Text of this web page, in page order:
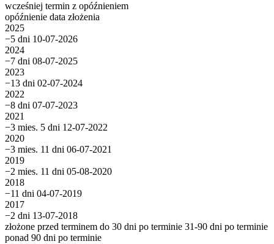
wcześniej termin z opóźnieniem
opóźnienie data złożenia
2025
−5 dni 10-07-2026
2024
−7 dni 08-07-2025
2023
−13 dni 02-07-2024
2022
−8 dni 07-07-2023
2021
−3 mies. 5 dni 12-07-2022
2020
−3 mies. 11 dni 06-07-2021
2019
−2 mies. 11 dni 05-08-2020
2018
−11 dni 04-07-2019
2017
−2 dni 13-07-2018
złożone przed terminem do 30 dni po terminie 31-90 dni po terminie
ponad 90 dni po terminie